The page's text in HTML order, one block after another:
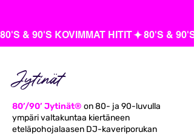
80'S & 90'S KOVIMMAT HITIT
Jytinät
80’/90’ Jytinät® on 80- ja 90-luvulla
ympäri valtakuntaa kiertäneen
eteläpohojalaasen DJ-kaveriporukan